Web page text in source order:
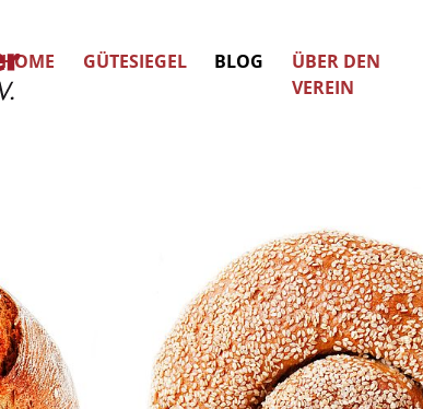
HOME GÜTESIEGEL BLOG
ÜBER DEN
VEREIN